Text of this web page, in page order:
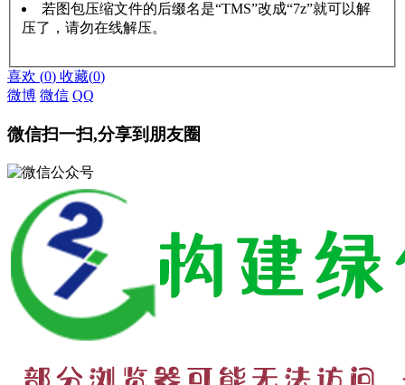
若图包压缩文件的后缀名是“TMS”改成“7z”就可以解
压了，请勿在线解压。
喜欢 (0) 收藏(0)
微博 微信 QQ
微信扫一扫,分享到朋友圈